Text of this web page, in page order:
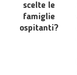
scelte le
famiglie
ospitanti?